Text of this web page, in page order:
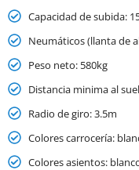
Capacidad de subida:
Neumáticos (llanta de
Peso neto: 580kg
Distancia minima al
Radio de giro: 3.5m
Colores carrocería:
Colores asientos: